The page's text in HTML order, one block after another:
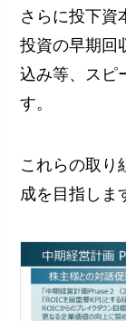
さらに投下資
投資の早期回
込み等、スピ
す。
これらの取り
成を目指しま